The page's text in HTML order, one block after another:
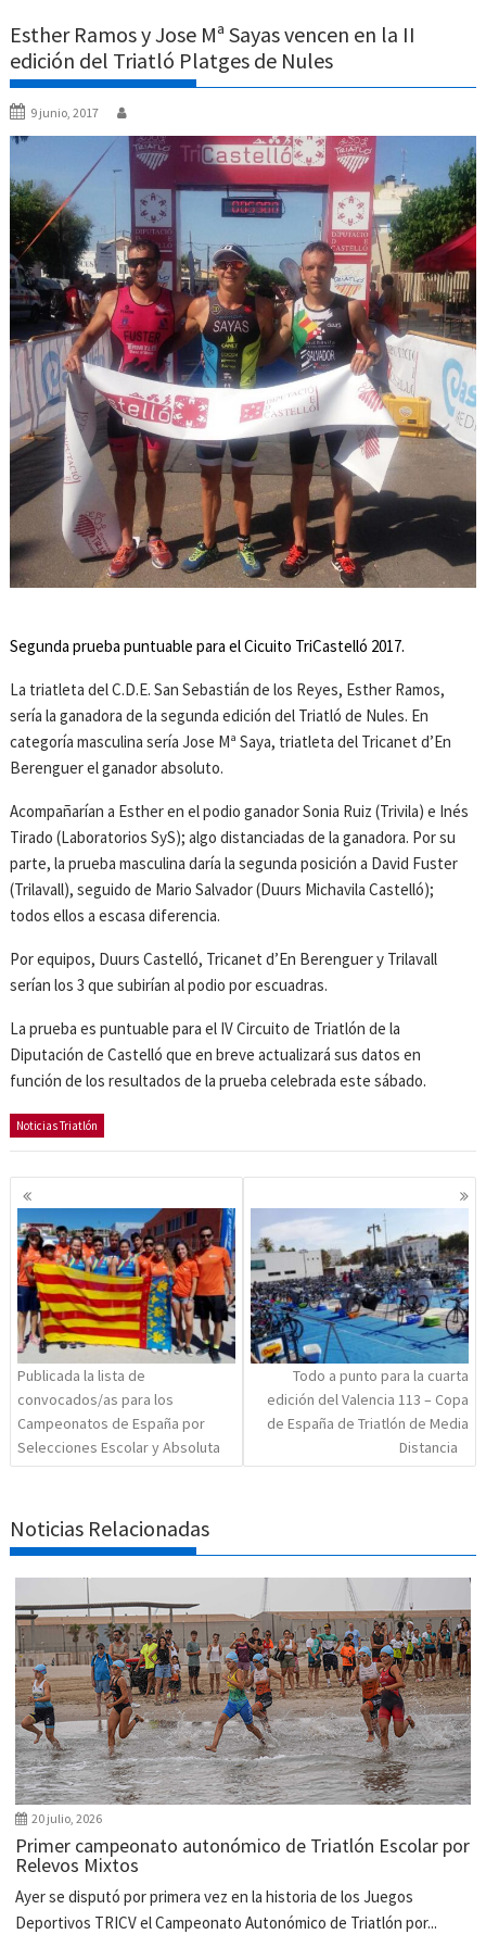
Esther Ramos y Jose Mª Sayas vencen en la II
edición del Triatló Platges de Nules
9 junio, 2017
Segunda prueba puntuable para el Cicuito TriCastelló 2017.
La triatleta del C.D.E. San Sebastián de los Reyes, Esther Ramos,
sería la ganadora de la segunda edición del Triatló de Nules. En
categoría masculina sería Jose Mª Saya, triatleta del Tricanet d’En
Berenguer el ganador absoluto.
Acompañarían a Esther en el podio ganador Sonia Ruiz (Trivila) e Inés
Tirado (Laboratorios SyS); algo distanciadas de la ganadora. Por su
parte, la prueba masculina daría la segunda posición a David Fuster
(Trilavall), seguido de Mario Salvador (Duurs Michavila Castelló);
todos ellos a escasa diferencia.
Por equipos, Duurs Castelló, Tricanet d’En Berenguer y Trilavall
serían los 3 que subirían al podio por escuadras.
La prueba es puntuable para el IV Circuito de Triatlón de la
Diputación de Castelló que en breve actualizará sus datos en
función de los resultados de la prueba celebrada este sábado.
Noticias Triatlón
Navegación
de
entradas
Publicada la lista de
convocados/as para los
Campeonatos de España por
Selecciones Escolar y Absoluta
Todo a punto para la cuarta
edición del Valencia 113 – Copa
de España de Triatlón de Media
Distancia
Noticias Relacionadas
20 julio, 2026
Primer campeonato autonómico de Triatlón Escolar por
Relevos Mixtos
Ayer se disputó por primera vez en la historia de los Juegos
Deportivos TRICV el Campeonato Autonómico de Triatlón por...